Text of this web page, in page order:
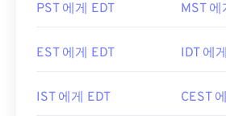
PST 에게 EDT MST 에
EST 에게 EDT IDT 에
IST 에게 EDT CEST